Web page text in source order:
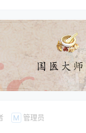
M 管理员